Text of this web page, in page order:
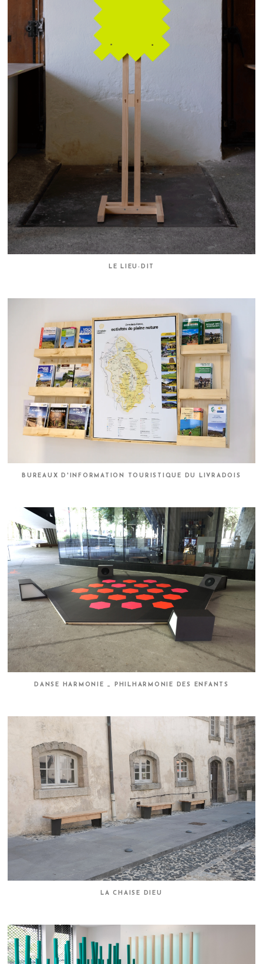
LE LIEU-DIT
BUREAUX D'INFORMATION TOURISTIQUE DU LIVRADOIS
DANSE HARMONIE _ PHILHARMONIE DES ENFANTS
LA CHAISE DIEU